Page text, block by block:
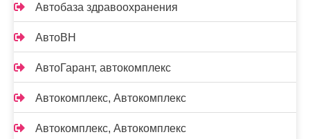
Автобаза здравоохранения
АвтоВН
АвтоГарант, автокомплекс
Автокомплекс, Автокомплекс
Автокомплекс, Автокомплекс